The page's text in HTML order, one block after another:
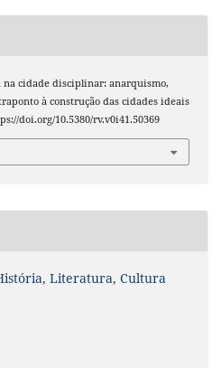
na cidade disciplinar: anarquismo,
à construção das cidades ideais
doi.org/10.5380/rv.v0i41.50369
Literatura, Cultura